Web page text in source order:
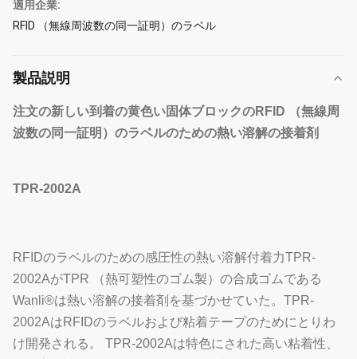
適用企業:
RFID （無線周波数の同一証明）のラベル
製品説明
注文の新しい到着の黄色い固体ブロックのRFID （無線周
波数の同一証明）のラベルのための熱い溶解の接着剤
TPR-2002A
RFIDのラベルのための感圧性の熱い溶解付着力TPR-
2002AがTPR （熱可塑性のゴム製）の合成ゴムである
Wanli®は熱い溶解の接着剤を基づかせていた。TPR-
2002AはRFIDのラベルおよび粘着テープのためにとりわ
け開発される。 TPR-2002Aは特色にされた高い粘着性、